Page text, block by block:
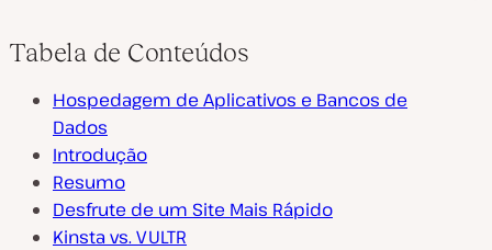
Tabela de Conteúdos
Hospedagem de Aplicativos e Bancos de
Dados
Introdução
Resumo
Desfrute de um Site Mais Rápido
Kinsta vs. VULTR